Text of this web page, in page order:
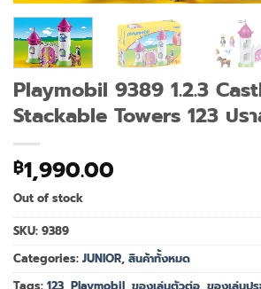
Playmobil 9389 1.2.3
Stackable Towers 123 ปร
฿1,990.00
Out of stock
SKU: 9389
Categories: JUNIOR, สินค้าทั้งหมด